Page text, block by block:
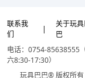
联系我
们
|
关于玩
巴
电话：0754-85638555
六8:30-17:30）
玩具巴巴® 版权所